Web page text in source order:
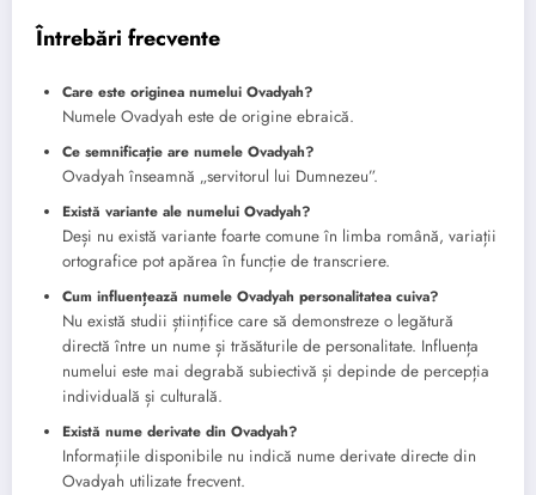
Întrebări frecvente
Care este originea numelui Ovadyah?
Numele Ovadyah este de origine ebraică.
Ce semnificație are numele Ovadyah?
Ovadyah înseamnă „servitorul lui Dumnezeu”.
Există variante ale numelui Ovadyah?
Deși nu există variante foarte comune în limba română, variații
ortografice pot apărea în funcție de transcriere.
Cum influențează numele Ovadyah personalitatea cuiva?
Nu există studii științifice care să demonstreze o legătură
directă între un nume și trăsăturile de personalitate. Influența
numelui este mai degrabă subiectivă și depinde de percepția
individuală și culturală.
Există nume derivate din Ovadyah?
Informațiile disponibile nu indică nume derivate directe din
Ovadyah utilizate frecvent.